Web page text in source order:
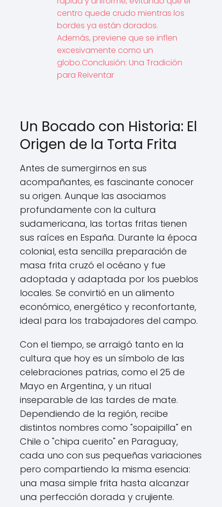
centro quede crudo mientras los
bordes ya están dorados.
Además, previene que se inflen
excesivamente como un
globo.Conclusión: Una Tradición
para Reiventar
Un Bocado con Historia: El
Origen de la Torta Frita
Antes de sumergirnos en sus
acompañantes, es fascinante conocer
su origen. Aunque las asociamos
profundamente con la cultura
sudamericana, las tortas fritas tienen
sus raíces en España. Durante la época
colonial, esta sencilla preparación de
masa frita cruzó el océano y fue
adoptada y adaptada por los pueblos
locales. Se convirtió en un alimento
económico, energético y reconfortante,
ideal para los trabajadores del campo.
Con el tiempo, se arraigó tanto en la
cultura que hoy es un símbolo de las
celebraciones patrias, como el 25 de
Mayo en Argentina, y un ritual
inseparable de las tardes de mate.
Dependiendo de la región, recibe
distintos nombres como "sopaipilla" en
Chile o "chipa cuerito" en Paraguay,
cada uno con sus pequeñas variaciones
pero compartiendo la misma esencia:
una masa simple frita hasta alcanzar
una perfección dorada y crujiente.